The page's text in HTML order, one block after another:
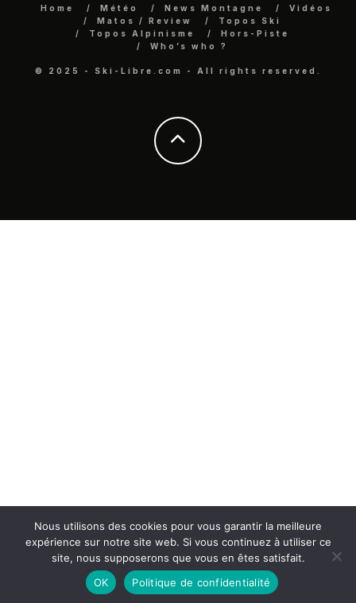
Home Météo News Montagne
Vidéos
Matos / Review
Topos Ski
Topos Alpinisme
Hors-Piste
Who’s who ?
© 2025 - Ski-Libre.com - All rights reserved.
Nous utilisons des cookies pour vous garantir la meilleure
expérience sur notre site web. Si vous continuez à utiliser ce
site, nous supposerons que vous en êtes satisfait.
OK
Politique de confidentialité